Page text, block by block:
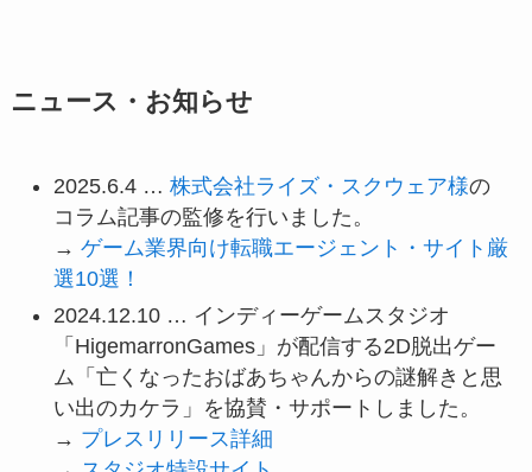
ニュース・お知らせ
2025.6.4 … 株式会社ライズ・スクウェア様の
コラム記事の監修を行いました。
→ ゲーム業界向け転職エージェント・サイト厳
選10選！
2024.12.10 … インディーゲームスタジオ
「HigemarronGames」が配信する2D脱出ゲー
ム「亡くなったおばあちゃんからの謎解きと思
い出のカケラ」を協賛・サポートしました。
→ プレスリリース詳細